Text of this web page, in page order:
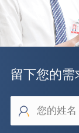
留下您的需